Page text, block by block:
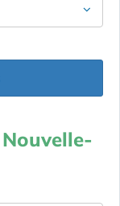
Nouvelle-